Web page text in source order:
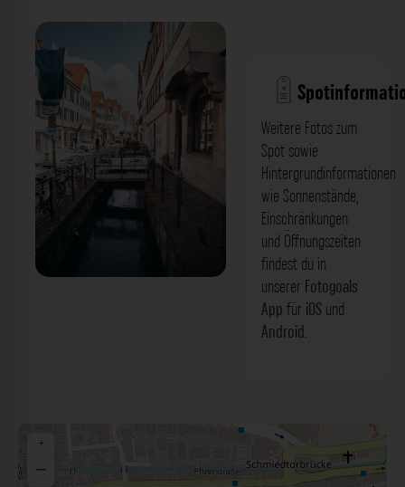
Weitere Fotos zum
Spot sowie
Hintergrundinformationen
wie Sonnenstände,
Einschränkungen
und Öffnungszeiten
findest du in
unserer Fotogoals
App für iOS und
Android.
+
−